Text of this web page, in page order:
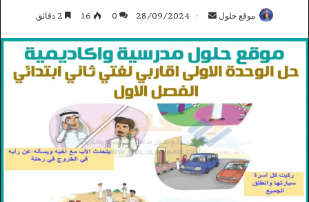
موقع حلول
أرسل
إلكترونيا
28/09/2024
0
16